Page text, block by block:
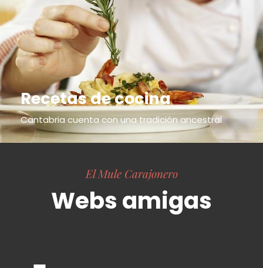
Recetas de cocina
Cantabria cuenta con una tradición ancestral
El Mule Carajonero
Webs amigas